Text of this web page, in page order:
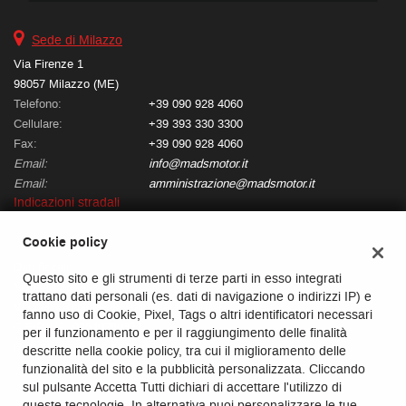
Sede di Milazzo
Via Firenze 1
98057 Milazzo (ME)
Telefono:
+39 090 928 4060
Cellulare:
+39 393 330 3300
Fax:
+39 090 928 4060
Email:
info@madsmotor.it
Email:
amministrazione@madsmotor.it
Indicazioni stradali
Mads Motor srls
Via della Regione, 9, Pace del Mela (ME)
C.F/P.IVA:03540260837
Registro delle imprese:ME
Cookie policy
Questo sito e gli strumenti di terze parti in esso integrati
trattano dati personali (es. dati di navigazione o indirizzi IP) e
fanno uso di Cookie, Pixel, Tags o altri identificatori necessari
per il funzionamento e per il raggiungimento delle finalità
descritte nella cookie policy, tra cui il miglioramento delle
funzionalità del sito e la pubblicità personalizzata. Cliccando
sul pulsante Accetta Tutti dichiari di accettare l'utilizzo di
strumenti
tracciamento
si
rimanda
alla
cookie
policy.
Puoi
rivedere
e
modificare
le
tue
scelte
in
qualsiasi
momento.